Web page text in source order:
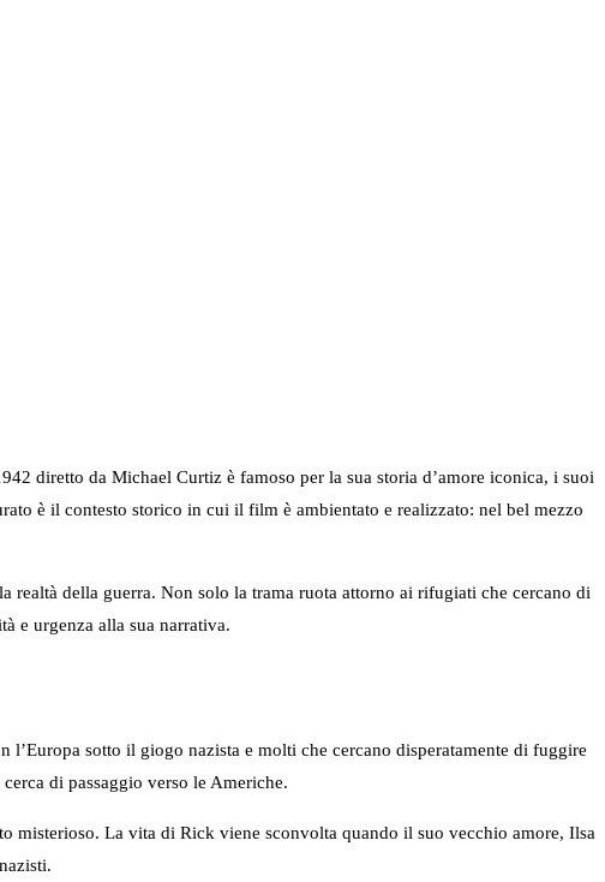
diretto da Michael Curtiz è famoso per la sua storia d’amore iconica, i suoi
è il contesto storico in cui il film è ambientato e realizzato: nel bel mezzo
realtà della guerra. Non solo la trama ruota attorno ai rifugiati che cercano di
e urgenza alla sua narrativa.
sotto il giogo nazista e molti che cercano disperatamente di fuggire
di passaggio verso le Americhe.
misterioso. La vita di Rick viene sconvolta quando il suo vecchio amore, Ilsa